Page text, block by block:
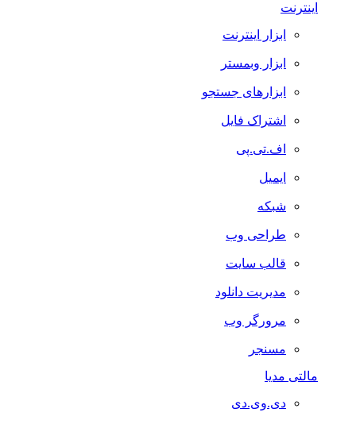
اینترنت
ابزار اینترنت
ابزار وبمستر
ابزارهای جستجو
اشتراک فایل
اف.تی.پی
ایمیل
شبکه
طراحی وب
قالب سایت
مدیریت دانلود
مرورگر وب
مسنجر
مالتی مدیا
دی.وی.دی